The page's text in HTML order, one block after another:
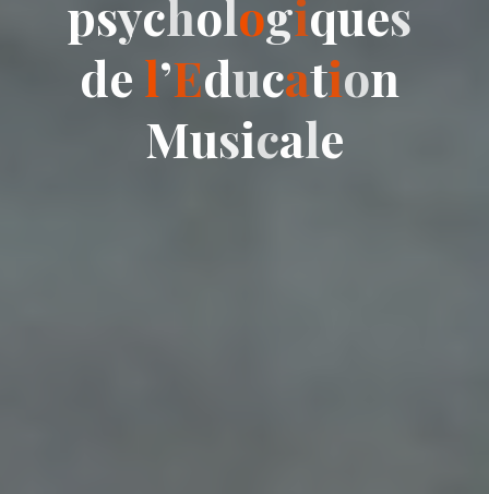
psychologiques
de l’Education
Musicale